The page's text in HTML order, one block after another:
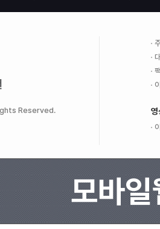
Reserved. 영
모바